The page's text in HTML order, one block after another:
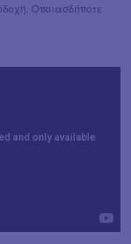
Οποιασδήποτε